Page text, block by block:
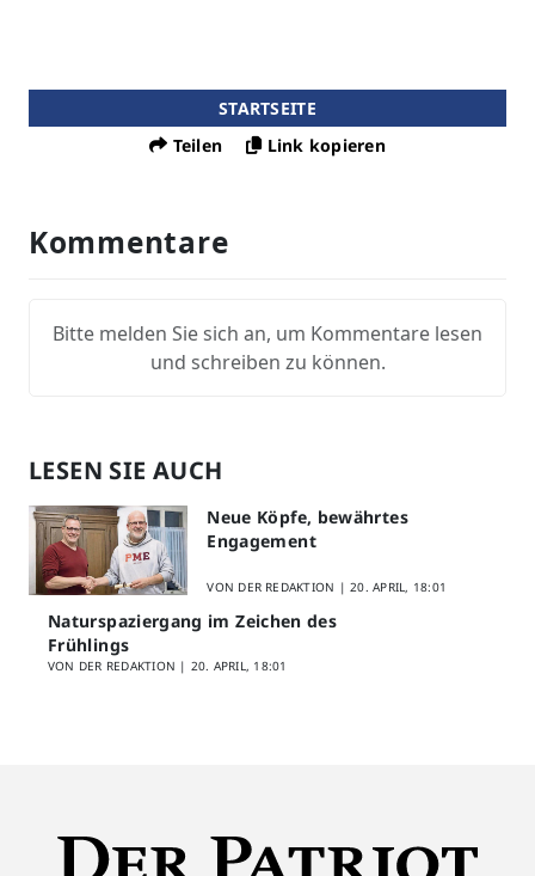
STARTSEITE
Teilen
Link kopieren
Kommentare
Bitte melden Sie sich an, um Kommentare lesen
und schreiben zu können.
LESEN SIE AUCH
Neue Köpfe, bewährtes
Engagement
VON DER REDAKTION |20. APRIL, 18:01
Naturspaziergang im Zeichen des
Frühlings
VON DER REDAKTION | 20. APRIL, 18:01